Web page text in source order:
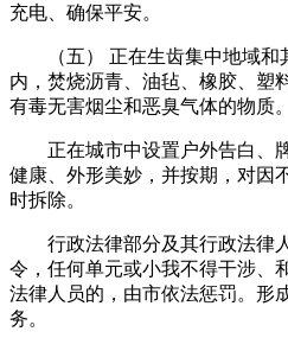
充电、确保平安。
（五） 正在生齿集中地域和
内，焚烧沥青、油毡、橡胶、塑
有毒无害烟尘和恶臭气体的物质。
正在城市中设置户外告白、
健康、外形美妙，并按期，对因
时拆除。
行政法律部分及其行政法律
令，任何单元或小我不得干涉、
法律人员的，由市依法惩罚。形
务。